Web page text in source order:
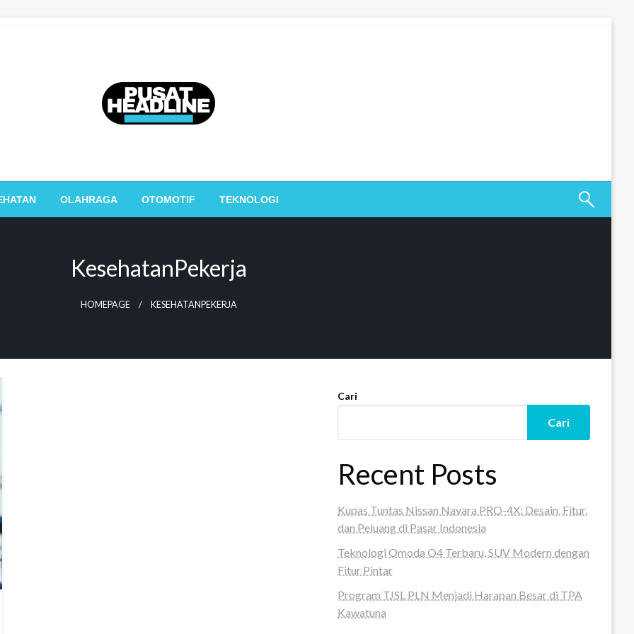
PusatHeadline
OLAHRAGA OTOMOTIF TEKNOLOGI
KesehatanPekerja
HOMEPAGE KESEHATANPEKERJA
Cari
Cari
Recent Posts
Kupas Tuntas Nissan Navara PRO-4X: Desain, Fitur,
dan Peluang di Pasar Indonesia
Teknologi Omoda O4 Terbaru, SUV Modern dengan
Fitur Pintar
Program TJSL PLN Menjadi Harapan Besar di TPA
Kawatuna